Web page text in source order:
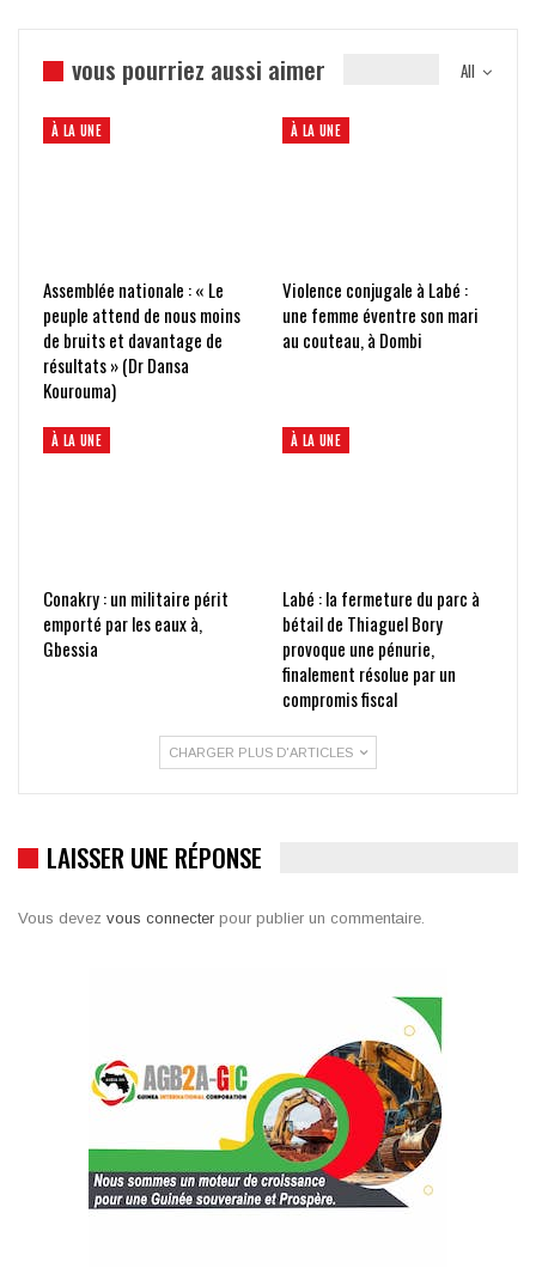
All
vous pourriez aussi aimer
À LA UNE
Assemblée nationale : « Le
peuple attend de nous moins
de bruits et davantage de
résultats » (Dr Dansa
Kourouma)
À LA UNE
Violence conjugale à Labé :
une femme éventre son mari
au couteau, à Dombi
À LA UNE
Conakry : un militaire périt
emporté par les eaux à,
Gbessia
À LA UNE
Labé : la fermeture du parc à
bétail de Thiaguel Bory
provoque une pénurie,
finalement résolue par un
compromis fiscal
CHARGER PLUS D'ARTICLES
LAISSER UNE RÉPONSE
Vous devez vous connecter pour publier un commentaire.